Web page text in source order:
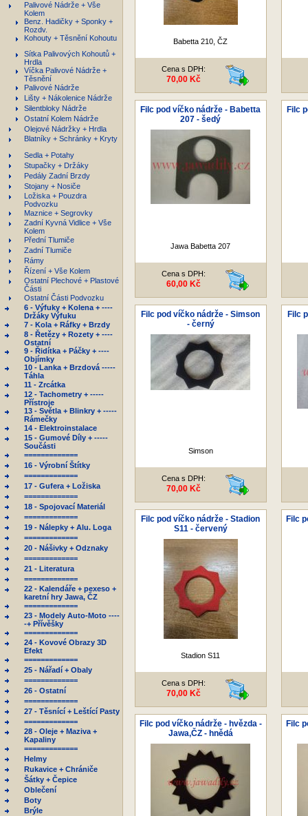
Palivové Nádrže + Vše
Kolem
Benz. Hadičky + Sponky +
Rozdv.
Kohouty + Těsnění Kohoutu
Sítka Palivových Kohoutů +
Hrdla
Víčka Palivové Nádrže +
Těsnění
Palivové Nádrže
Lišty + Nákolenice Nádrže
Silentbloky Nádrže
Ostatní Kolem Nádrže
Olejové Nádržky + Hrdla
Blatníky + Schránky + Kryty
Sedla + Potahy
Stupačky + Držáky
Pedály Zadní Brzdy
Stojany + Nosiče
Ložiska + Pouzdra
Podvozku
Maznice + Segrovky
Zadní Kyvná Vidlice + Vše
Kolem
Přední Tlumiče
Zadní Tlumiče
Rámy
Řízení + Vše Kolem
Ostatní Plechové + Plastové
Části
Ostatní Části Podvozku
6 - Výfuky + Kolena + ----
Držáky Výfuku
7 - Kola + Ráfky + Brzdy
8 - Řetězy + Rozety + ----
Ostatní
9 - Řidítka + Páčky + ----
Objímky
10 - Lanka + Brzdová -----
Táhla
11 - Zrcátka
12 - Tachometry + -----
Přístroje
13 - Světla + Blinkry + -----
Rámečky
14 - Elektroinstalace
15 - Gumové Díly + -----
Součásti
=============
16 - Výrobní Štítky
=============
17 - Gufera + Ložiska
=============
18 - Spojovací Materiál
=============
19 - Nálepky + Alu. Loga
=============
20 - Nášivky + Odznaky
=============
21 - Literatura
=============
22 - Kalendáře + pexeso +
karetní hry Jawa, ČZ
=============
23 - Modely Auto-Moto ----
-+ Přívěšky
=============
24 - Kovové Obrazy 3D
Efekt
=============
25 - Nářadí + Obaly
=============
26 - Ostatní
=============
27 - Těsnící + Leštící Pasty
=============
28 - Oleje + Maziva +
Kapaliny
=============
Helmy
Rukavice + Chrániče
Šátky + Čepice
Oblečení
Boty
Brýle
Babetta 210, ČZ
Cena s DPH:
70,00 Kč
Filc pod víčko nádrže - Babetta
207 - šedý
Jawa Babetta 207
Cena s DPH:
60,00 Kč
Filc
Filc pod víčko nádrže - Simson
- černý
Simson
Cena s DPH:
70,00 Kč
Filc
Filc pod víčko nádrže - Stadion
S11 - červený
Stadion S11
Cena s DPH:
70,00 Kč
Filc
Filc pod víčko nádrže - hvězda -
Jawa,ČZ - hnědá
Filc